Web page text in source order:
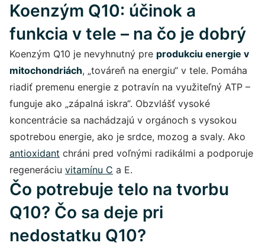
Koenzým Q10: účinok a
funkcia v tele – na čo je dobrý
Koenzým Q10 je nevyhnutný pre produkciu energie v
mitochondriách, „továreň na energiu“ v tele. Pomáha
riadiť premenu energie z potravín na využiteľný ATP –
funguje ako „zápalná iskra“. Obzvlášť vysoké
koncentrácie sa nachádzajú v orgánoch s vysokou
spotrebou energie, ako je srdce, mozog a svaly. Ako
antioxidant chráni pred voľnými radikálmi a podporuje
regeneráciu vitamínu C a E.
Čo potrebuje telo na tvorbu
Q10? Čo sa deje pri
nedostatku Q10?